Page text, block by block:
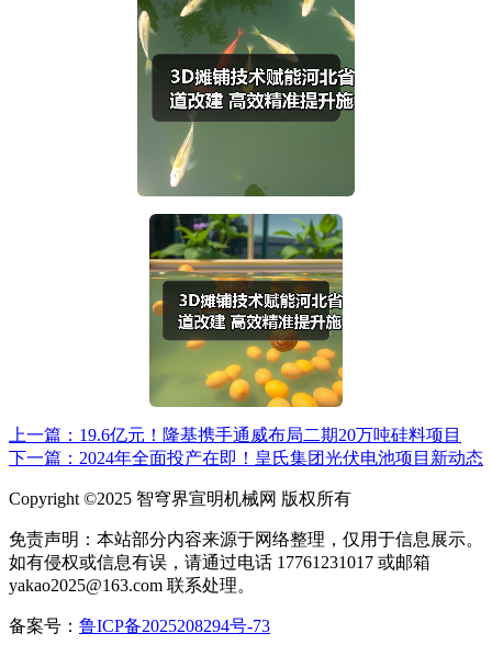
上一篇：19.6亿元！隆基携手通威布局二期20万吨硅料项目
下一篇：2024年全面投产在即！皇氏集团光伏电池项目新动态
Copyright ©2025 智穹界宣明机械网 版权所有
免责声明：本站部分内容来源于网络整理，仅用于信息展示。
如有侵权或信息有误，请通过电话 17761231017 或邮箱
yakao2025@163.com 联系处理。
备案号： 鲁ICP备2025208294号-73